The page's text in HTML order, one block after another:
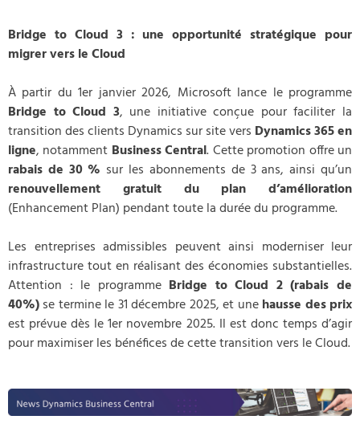
Bridge to Cloud 3 : une opportunité stratégique pour
migrer vers le Cloud
À partir du 1er janvier 2026, Microsoft lance le programme
Bridge to Cloud 3, une initiative conçue pour faciliter la
transition des clients Dynamics sur site vers Dynamics 365 en
ligne, notamment Business Central. Cette promotion offre un
rabais de 30 % sur les abonnements de 3 ans, ainsi qu’un
renouvellement gratuit du plan d’amélioration
(Enhancement Plan) pendant toute la durée du programme.
Les entreprises admissibles peuvent ainsi moderniser leur
infrastructure tout en réalisant des économies substantielles.
Attention : le programme Bridge to Cloud 2 (rabais de
40%)se termine le 31 décembre 2025, et unehausse des prix
est prévue dès le 1er novembre 2025. Il est donc temps d’agir
pour maximiser les bénéfices de cette transition vers le Cloud.